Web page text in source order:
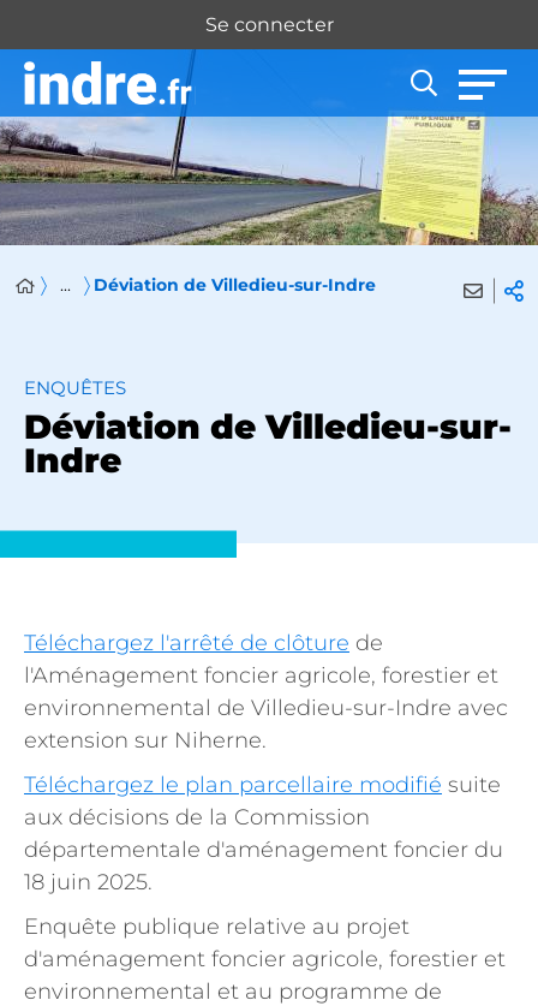
Panneau de gestion des cookies
Se connecter
... Déviation de Villedieu-sur-Indre
ENQUÊTES
Déviation de Villedieu-sur-
Indre
Téléchargez l'arrêté de clôture de
l'Aménagement foncier agricole, forestier et
environnemental de Villedieu-sur-Indre avec
extension sur Niherne.
Téléchargez le plan parcellaire modifié suite
aux décisions de la Commission
départementale d'aménagement foncier du
18 juin 2025.
Enquête publique relative au projet
d'aménagement foncier agricole, forestier et
environnemental et au programme de